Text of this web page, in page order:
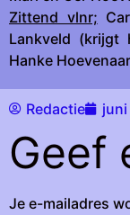
Zittend vlnr;
Lankveld (krijgt
Hanke
Redactie juni
Geef
Je e-mailadres